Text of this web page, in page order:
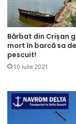
Bărbat din Crișan
mort în barcă sa de
pescuit!
10 iulie 2021